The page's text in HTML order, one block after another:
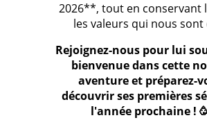
2026**, tout en conservant
les valeurs qui nous sont
Rejoignez-nous pour lui
bienvenue dans cette
aventure et préparez-
découvrir ses premières
l'année prochaine !